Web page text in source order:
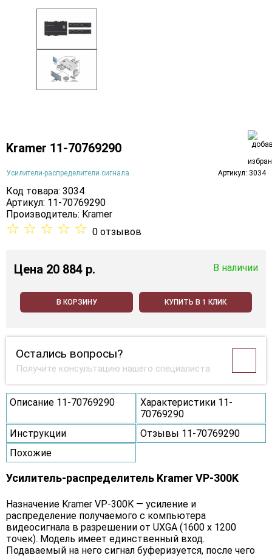
Kramer 11-70769290
Усилители-распределители сигнала Артикул: 3034
Код товара: 3034
Артикул: 11-70769290
Производитель: Kramer
☆ ☆ ☆ ☆ ☆ 0 отзывов
Цена 20 884 p. В наличии
В КОРЗИНУ КУПИТЬ В 1 КЛИК
Остались вопросы?
Получите консультацию нашего специалиста
Описание 11-70769290
Характеристики 11-
70769290
Инструкции
Отзывы 11-70769290
Похожие
Усилитель-распределитель Kramer VP-300K
Назначение Kramer VP-300K — усиление и
распределение получаемого с компьютера
видеосигнала в разрешении от UXGA (1600 x 1200
точек). Модель имеет единственный вход.
Подаваемый на него сигнал буферизуется, после чего